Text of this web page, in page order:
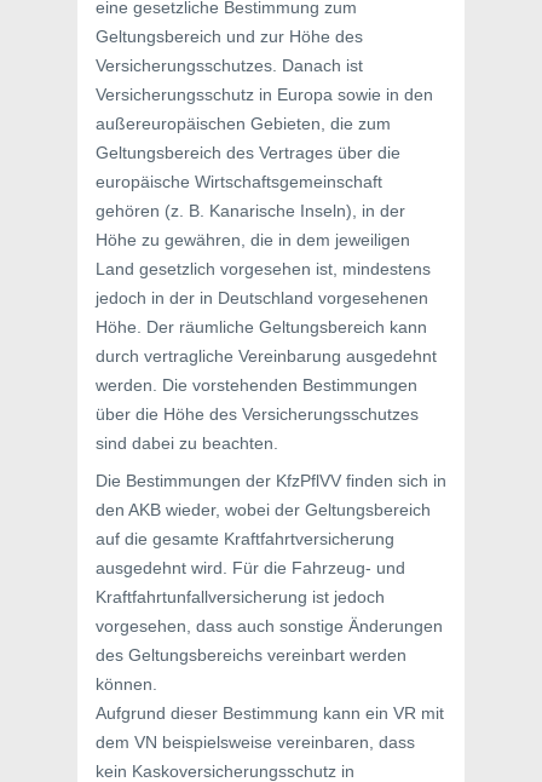
eine gesetzliche Bestimmung zum
Geltungsbereich und zur Höhe des
Versicherungsschutzes. Danach ist
Versicherungsschutz in Europa sowie in den
außereuropäischen Gebieten, die zum
Geltungsbereich des Vertrages über die
europäische Wirtschaftsgemeinschaft
gehören (z. B. Kanarische Inseln), in der
Höhe zu gewähren, die in dem jeweiligen
Land gesetzlich vorgesehen ist, mindestens
jedoch in der in Deutschland vorgesehenen
Höhe. Der räumliche Geltungsbereich kann
durch vertragliche Vereinbarung ausgedehnt
werden. Die vorstehenden Bestimmungen
über die Höhe des Versicherungsschutzes
sind dabei zu beachten.
Die Bestimmungen der KfzPflVV finden sich in
den AKB wieder, wobei der Geltungsbereich
auf die gesamte Kraftfahrtversicherung
ausgedehnt wird. Für die Fahrzeug- und
Kraftfahrtunfallversicherung ist jedoch
vorgesehen, dass auch sonstige Änderungen
des Geltungsbereichs vereinbart werden
können.
Aufgrund dieser Bestimmung kann ein VR mit
dem VN beispielsweise vereinbaren, dass
kein Kaskoversicherungsschutz in